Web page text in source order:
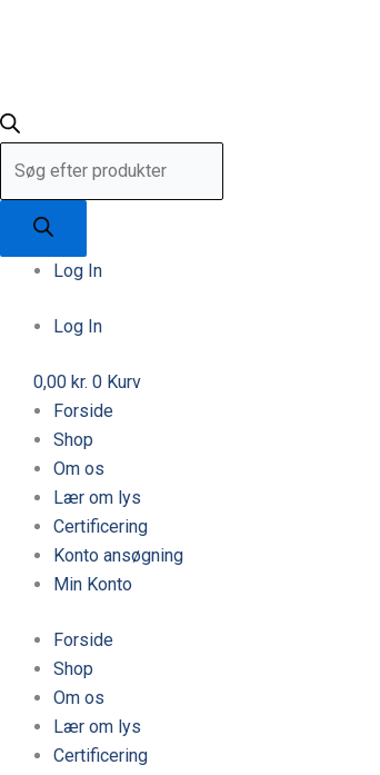
Log In
Log In
0,00 kr. 0 Kurv
Forside
Shop
Om os
Lær om lys
Certificering
Konto ansøgning
Min Konto
Forside
Shop
Om os
Lær om lys
Certificering